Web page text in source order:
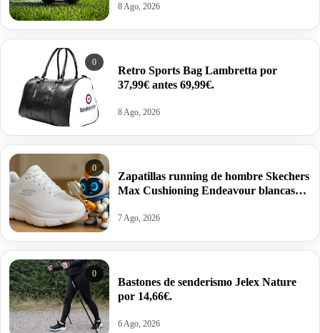
8 Ago, 2026
0
Retro Sports Bag Lambretta por
37,99€ antes 69,99€.
8 Ago, 2026
0
Zapatillas running de hombre Skechers
Max Cushioning Endeavour blancas
7 Ago, 2026
0
Bastones de senderismo Jelex Nature
por 14,66€.
6 Ago, 2026